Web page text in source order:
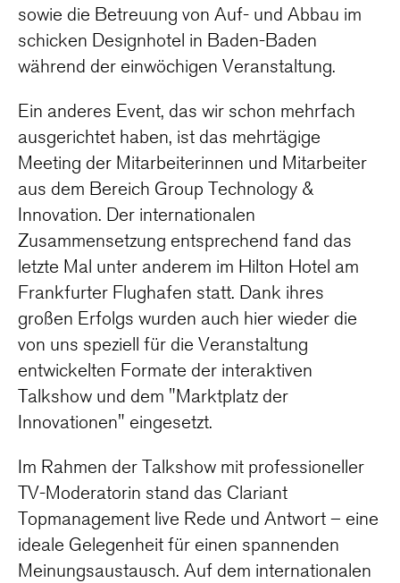
sowie die Betreuung von Auf- und Abbau im
schicken Designhotel in Baden-Baden
während der einwöchigen Veranstaltung.
Ein anderes Event, das wir schon mehrfach
ausgerichtet haben, ist das mehrtägige
Meeting der Mitarbeiterinnen und Mitarbeiter
aus dem Bereich Group Technology &
Innovation. Der internationalen
Zusammensetzung entsprechend fand das
letzte Mal unter anderem im Hilton Hotel am
Frankfurter Flughafen statt. Dank ihres
großen Erfolgs wurden auch hier wieder die
von uns speziell für die Veranstaltung
entwickelten Formate der interaktiven
Talkshow und dem "Marktplatz der
Innovationen" eingesetzt.
Im Rahmen der Talkshow mit professioneller
TV-Moderatorin stand das Clariant
Topmanagement live Rede und Antwort – eine
ideale Gelegenheit für einen spannenden
Meinungsaustausch. Auf dem internationalen